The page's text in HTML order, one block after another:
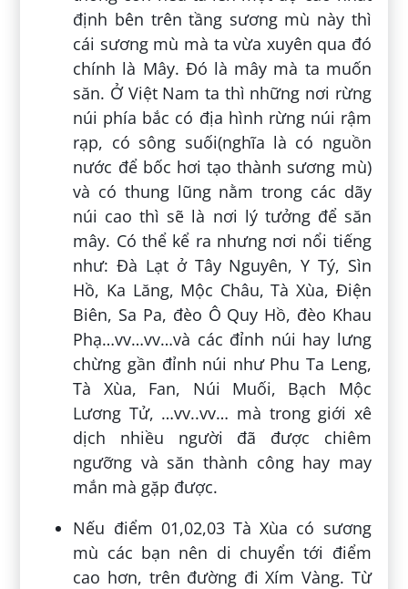
định bên trên tầng sương mù này thì
cái sương mù mà ta vừa xuyên qua đó
chính là Mây. Đó là mây mà ta muốn
săn. Ở Việt Nam ta thì những nơi rừng
núi phía bắc có địa hình rừng núi rậm
rạp, có sông suối(nghĩa là có nguồn
nước để bốc hơi tạo thành sương mù)
và có thung lũng nằm trong các dãy
núi cao thì sẽ là nơi lý tưởng để săn
mây. Có thể kể ra nhưng nơi nổi tiếng
như: Đà Lạt ở Tây Nguyên, Y Tý, Sìn
Hồ, Ka Lăng, Mộc Châu, Tà Xùa, Điện
Biên, Sa Pa, đèo Ô Quy Hồ, đèo Khau
Phạ…vv…vv…và các đỉnh núi hay lưng
chừng gần đỉnh núi như Phu Ta Leng,
Tà Xùa, Fan, Núi Muối, Bạch Mộc
Lương Tử, …vv..vv… mà trong giới xê
dịch nhiều người đã được chiêm
ngưỡng và săn thành công hay may
mắn mà gặp được.
Nếu điểm 01,02,03 Tà Xùa có sương
mù các bạn nên di chuyển tới điểm
cao hơn, trên đường đi Xím Vàng. Từ